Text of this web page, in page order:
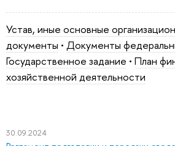
Устав, иные основные
документы • Документы
Государственное задание • План
хозяйственной деятельности
30.09.2024